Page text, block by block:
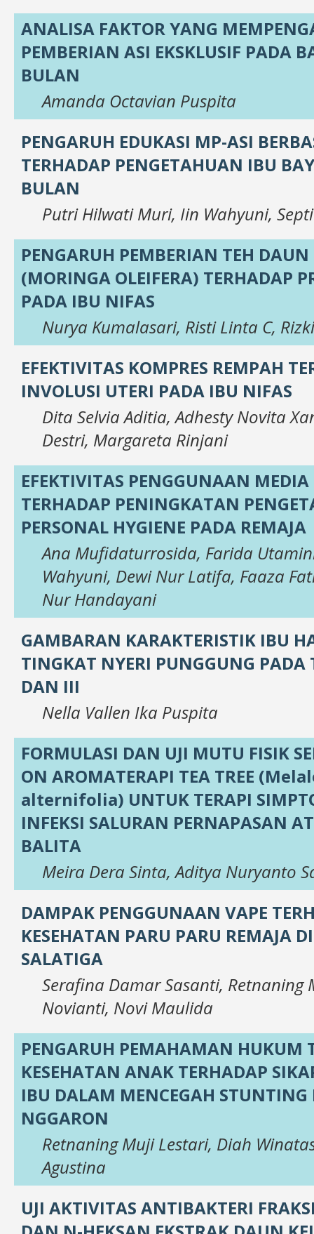
ANALISA FAKTOR YANG
PEMBERIAN ASI EKSKLUSIF PADA
BULAN
Amanda Octavian Puspita
PENGARUH EDUKASI MP-ASI
TERHADAP PENGETAHUAN IBU
BULAN
Putri Hilwati Muri, Iin Wahyuni,
PENGARUH PEMBERIAN TEH DAUN
(MORINGA OLEIFERA) TERHADAP
PADA IBU NIFAS
Nurya Kumalasari, Risti Linta C,
EFEKTIVITAS KOMPRES REMPAH
INVOLUSI UTERI PADA IBU NIFAS
Dita Selvia Aditia, Adhesty Novita
Destri, Margareta Rinjani
EFEKTIVITAS PENGGUNAAN MEDIA
TERHADAP PENINGKATAN
PERSONAL HYGIENE PADA REMAJA
Ana Mufidaturrosida, Farida
Wahyuni, Dewi Nur Latifa, Faaza
Nur Handayani
GAMBARAN KARAKTERISTIK IBU
TINGKAT NYERI PUNGGUNG PADA
DAN III
Nella Vallen Ika Puspita
FORMULASI DAN UJI MUTU FISIK
ON AROMATERAPI TEA TREE
alternifolia) UNTUK TERAPI
INFEKSI SALURAN PERNAPASAN
BALITA
Meira Dera Sinta, Aditya Nuryanto
DAMPAK PENGGUNAAN VAPE
KESEHATAN PARU PARU REMAJA
SALATIGA
Serafina Damar Sasanti, Retnaning
Novianti, Novi Maulida
PENGARUH PEMAHAMAN HUKUM
KESEHATAN ANAK TERHADAP
IBU DALAM MENCEGAH STUNTING
NGGARON
Retnaning Muji Lestari, Diah
Agustina
UJI AKTIVITAS ANTIBAKTERI